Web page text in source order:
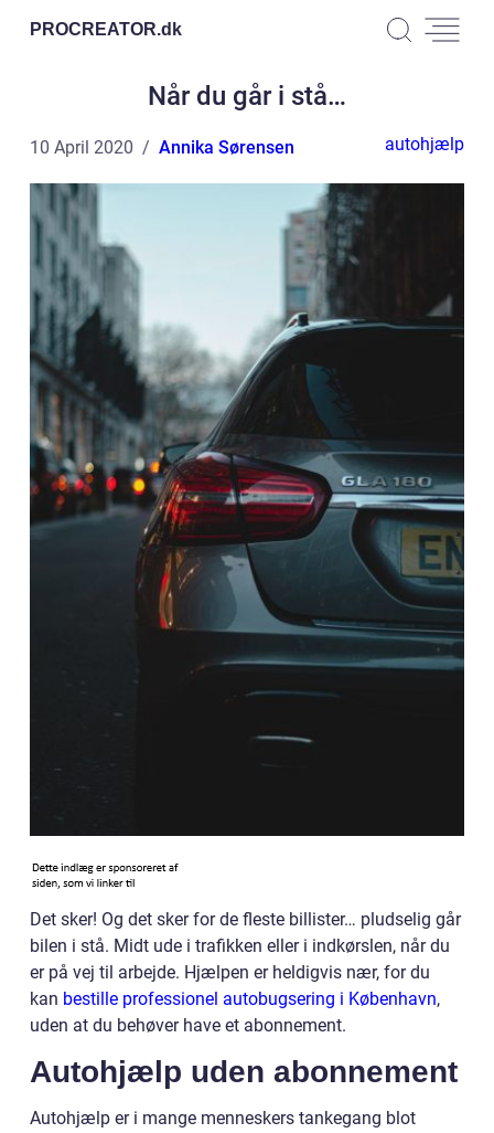
PROCREATOR.dk
Når du går i stå…
10 April 2020 Annika Sørensen autohjælp
Det sker! Og det sker for de fleste billister… pludselig går
bilen i stå. Midt ude i trafikken eller i indkørslen, når du
er på vej til arbejde. Hjælpen er heldigvis nær, for du
kan bestille professionel autobugsering i København,
uden at du behøver have et abonnement.
Autohjælp uden abonnement
Autohjælp er i mange menneskers tankegang blot